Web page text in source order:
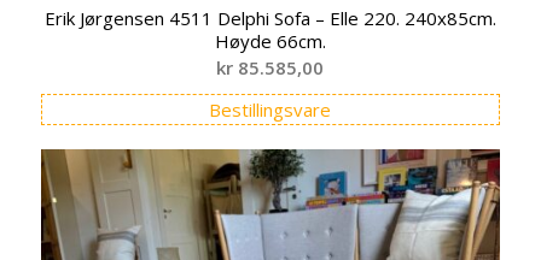
Erik Jørgensen 4511 Delphi Sofa – Elle 220. 240x85cm.
Høyde 66cm.
kr 85.585,00
Bestillingsvare